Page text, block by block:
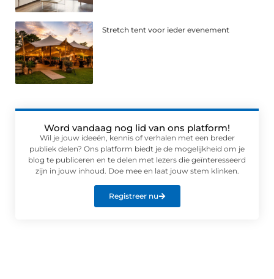
Stretch tent voor ieder evenement
Word vandaag nog lid van ons platform!
Wil je jouw ideeën, kennis of verhalen met een breder
publiek delen? Ons platform biedt je de mogelijkheid om je
blog te publiceren en te delen met lezers die geïnteresseerd
zijn in jouw inhoud. Doe mee en laat jouw stem klinken.
Registreer nu